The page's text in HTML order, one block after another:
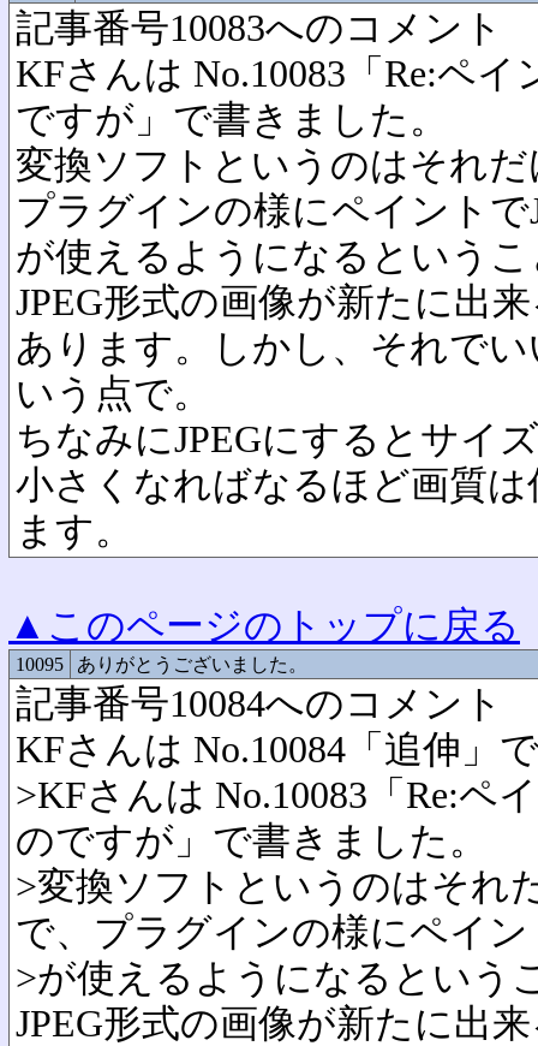
記事番号10083へのコメント
KFさんは No.10083「Re:ペ
ですが」で書きました。
変換ソフトというのはそれ
プラグインの様にペイントで
が使えるようになるという
JPEG形式の画像が新たに出
あります。しかし、それで
いう点で。
ちなみにJPEGにするとサイ
小さくなればなるほど画質は
ます。
▲このページのトップに戻る
10095 ありがとうございました。
記事番号10084へのコメント
KFさんは No.10084「追伸」
>KFさんは No.10083「Re:ペ
のですが」で書きました。
>変換ソフトというのはそれ
で、プラグインの様にペイン
>が使えるようになるという
JPEG形式の画像が新たに出